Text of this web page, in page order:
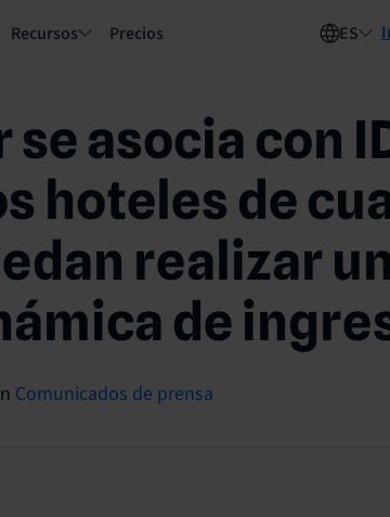
Recursos Precios ES
asocia con
hoteles de
realizar
de
Comunicados de prensa